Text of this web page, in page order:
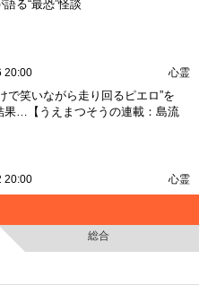
る“最恐”怪談
20:00 心霊
で笑いながら走り回るピエロ”を
果…【うえまつそうの連載：島流
20:00 心霊
総合